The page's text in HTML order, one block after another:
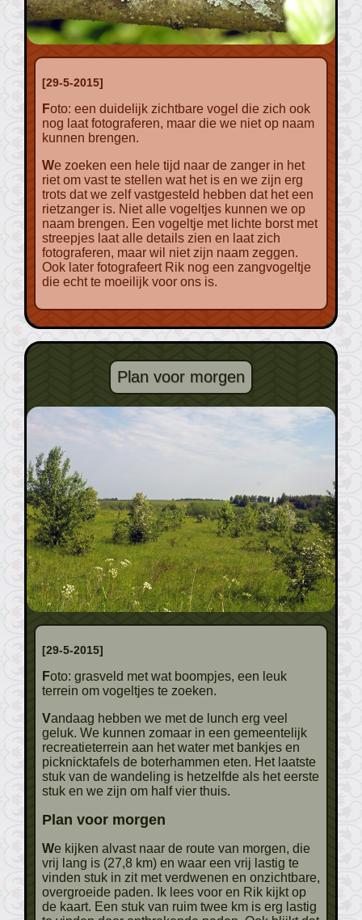
[29-5-2015]
Foto: een duidelijk zichtbare vogel die zich ook
nog laat fotograferen, maar die we niet op naam
kunnen brengen.
We zoeken een hele tijd naar de zanger in het
riet om vast te stellen wat het is en we zijn erg
trots dat we zelf vastgesteld hebben dat het een
rietzanger is. Niet alle vogeltjes kunnen we op
naam brengen. Een vogeltje met lichte borst met
streepjes laat alle details zien en laat zich
fotograferen, maar wil niet zijn naam zeggen.
Ook later fotografeert Rik nog een zangvogeltje
die echt te moeilijk voor ons is.
Plan voor morgen
[29-5-2015]
Foto: grasveld met wat boompjes, een leuk
terrein om vogeltjes te zoeken.
Vandaag hebben we met de lunch erg veel
geluk. We kunnen zomaar in een gemeentelijk
recreatieterrein aan het water met bankjes en
picknicktafels de boterhammen eten. Het laatste
stuk van de wandeling is hetzelfde als het eerste
stuk en we zijn om half vier thuis.
Plan voor morgen
We kijken alvast naar de route van morgen, die
vrij lang is (27,8 km) en waar een vrij lastig te
vinden stuk in zit met verdwenen en onzichtbare,
overgroeide paden. Ik lees voor en Rik kijkt op
de kaart. Een stuk van ruim twee km is erg lastig